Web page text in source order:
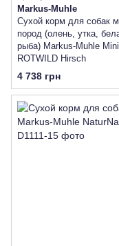
Markus-Muhle
Сухой корм для собак
пород (олень, утка,
рыба) Markus-Muhle Mini
ROTWILD Hirsch
4 738 грн